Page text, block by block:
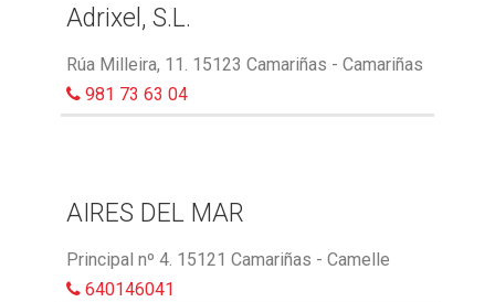
Adrixel, S.L.
Rúa Milleira, 11. 15123 Camariñas - Camariñas
981 73 63 04
AIRES DEL MAR
Principal nº 4. 15121 Camariñas - Camelle
640146041